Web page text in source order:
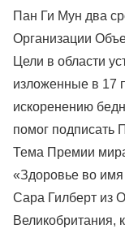
Пан Ги Мун два
Организации
Цели в области
изложенные в 17
искоренению
помог подписать
Тема Премии
«Здоровье во
Сара Гилберт из
Великобритания,